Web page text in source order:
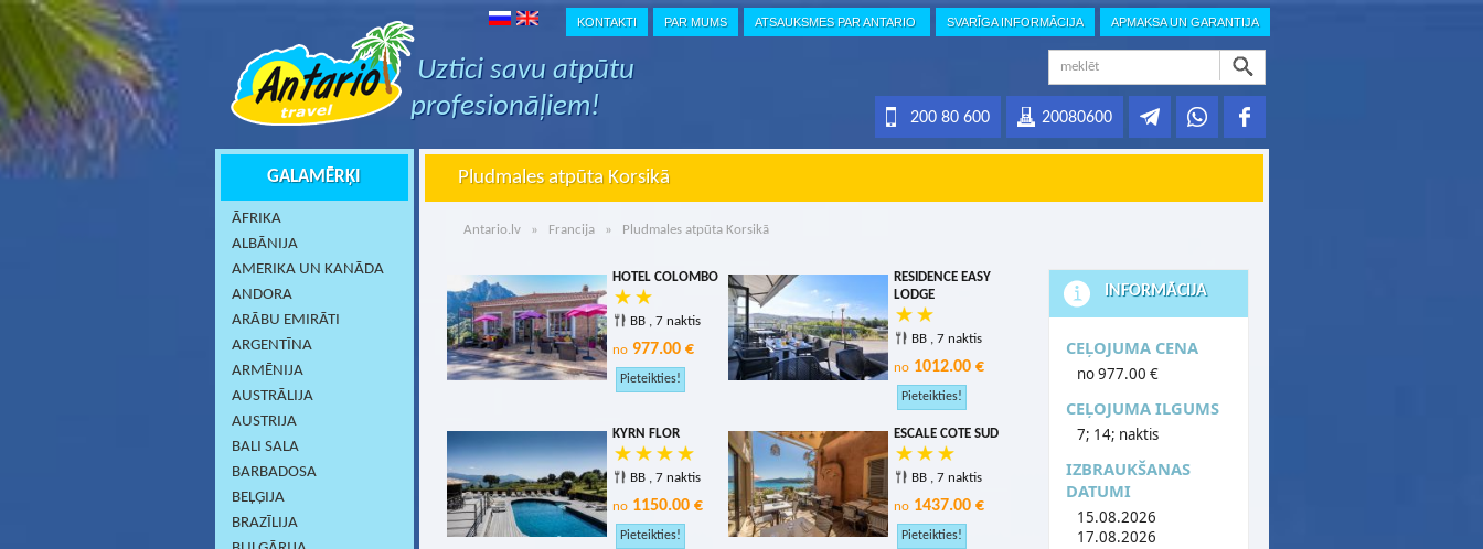
KONTAKTI PAR MUMS ATSAUKSMES PAR ANTARIO SVARĪGA INFORMĀCIJA APMAKSA UN GARANTIJA
Uztici savu atpūtu
profesionāļiem!
20080600
200 80 600
GALAMĒRĶI
ĀFRIKA
ALBĀNIJA
AMERIKA UN KANĀDA
ANDORA
ARĀBU EMIRĀTI
ARGENTĪNA
ARMĒNIJA
AUSTRĀLIJA
AUSTRIJA
BALI SALA
BARBADOSA
BEĻĢIJA
BRAZĪLIJA
Pludmales atpūta Korsikā
Antario.lv» Francija» Pludmales atpūta Korsikā
INFORMĀCIJA
CEĻOJUMA CENA
no 977.00 €
CEĻOJUMA ILGUMS
7; 14; naktis
IZBRAUKŠANAS
DATUMI
15.08.2026
17.08.2026
HOTEL COLOMBO
BB , 7 naktis
no977.00 €
RESIDENCE EASY
LODGE
BB , 7 naktis
no1012.00 €
KYRN FLOR
BB , 7 naktis
no1150.00 €
ESCALE COTE SUD
BB , 7 naktis
no1437.00 €